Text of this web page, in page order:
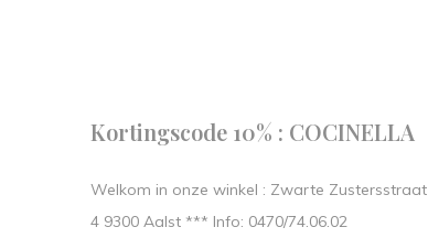
Kortingscode 10% : COCINELLA
Welkom in onze winkel : Zwarte Zustersstraat
4 9300 Aalst *** Info: 0470/74.06.02